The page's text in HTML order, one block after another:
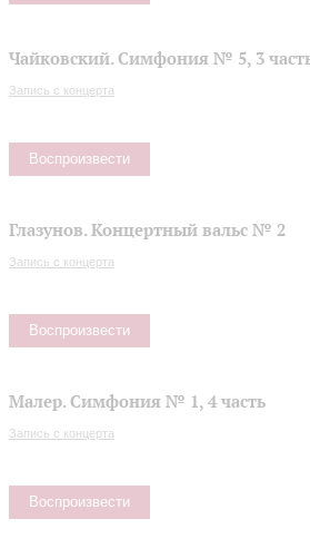
Чайковский. Симфония № 5, 3
Запись с концерта
Воспроизвести
Глазунов. Концертный вальс № 2
Запись с концерта
Воспроизвести
Малер. Симфония № 1, 4 часть
Запись с концерта
Воспроизвести